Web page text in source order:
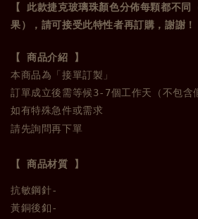
【 此款捷克玻璃珠顏色分佈每顆都不同
果），請可接受此特性者再訂購，謝謝！
本商品為「接單訂製」
訂單成立後需等候3-7個工作天（不包含
請先詢問再下單
【 商品材質 】
抗敏鋼針-
黃銅後釦-